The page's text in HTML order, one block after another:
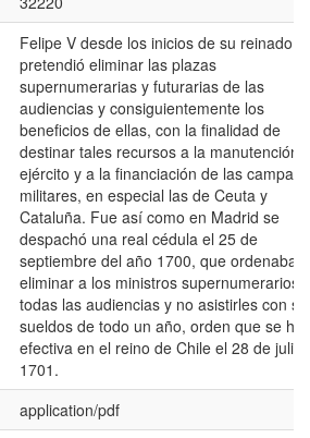
Felipe V desde los inicios de su reinado
pretendió eliminar las plazas
supernumerarias y futurarias de las
audiencias y consiguientemente los
beneficios de ellas, con la finalidad de
destinar tales recursos a la manutención
ejército y a la financiación de las
militares, en especial las de Ceuta y
Cataluña. Fue así como en Madrid se
despachó una real cédula el 25 de
septiembre del año 1700, que ordenaba
eliminar a los ministros supernumerarios
todas las audiencias y no asistirles con
sueldos de todo un año, orden que se
efectiva en el reino de Chile el 28 de julio
1701.
application/pdf